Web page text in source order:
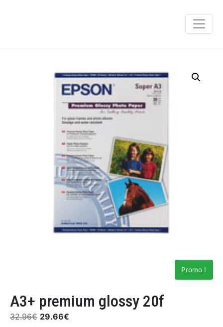
Promo !
A3+ premium glossy 20f
32.96€ 29.66€